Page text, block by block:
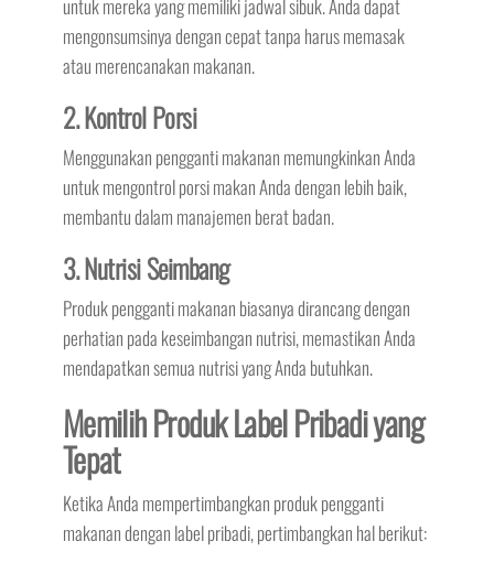
untuk mereka yang memiliki jadwal sibuk. Anda dapat
mengonsumsinya dengan cepat tanpa harus memasak
atau merencanakan makanan.
2. Kontrol Porsi
Menggunakan pengganti makanan memungkinkan Anda
untuk mengontrol porsi makan Anda dengan lebih baik,
membantu dalam manajemen berat badan.
3. Nutrisi Seimbang
Produk pengganti makanan biasanya dirancang dengan
perhatian pada keseimbangan nutrisi, memastikan Anda
mendapatkan semua nutrisi yang Anda butuhkan.
Memilih Produk Label Pribadi yang
Tepat
Ketika Anda mempertimbangkan produk pengganti
makanan dengan label pribadi, pertimbangkan hal berikut: